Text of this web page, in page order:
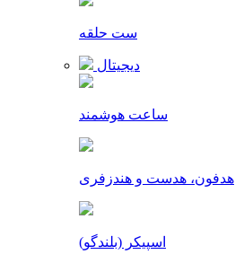
ست حلقه
دیجیتال
ساعت هوشمند
هدفون، هدست و هندزفری
اسپیکر (بلندگو)